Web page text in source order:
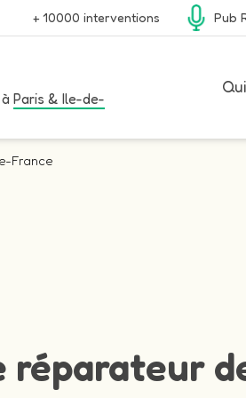
+ 10000 interventions Pub
Paris & Ile-de-
France
réparateur